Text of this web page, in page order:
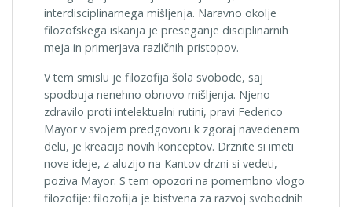
interdisciplinarnega mišljenja. Naravno okolje
filozofskega iskanja je preseganje disciplinarnih
meja in primerjava različnih pristopov.
V tem smislu je filozofija šola svobode, saj
spodbuja nenehno obnovo mišljenja. Njeno
zdravilo proti intelektualni rutini, pravi Federico
Mayor v svojem predgovoru k zgoraj navedenem
delu, je kreacija novih konceptov. Drznite si imeti
nove ideje, z aluzijo na Kantov drzni si vedeti,
poziva Mayor. S tem opozori na pomembno vlogo
filozofije: filozofija je bistvena za razvoj svobodnih